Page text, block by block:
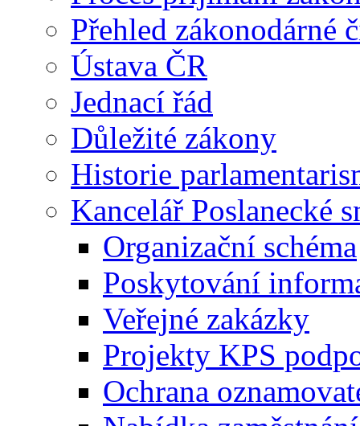
Přehled zákonodárné
Ústava ČR
Jednací řád
Důležité zákony
Historie
Kancelář Poslanecké
Organizační schéma
Poskytování
Veřejné zakázky
Projekty KPS
Ochrana